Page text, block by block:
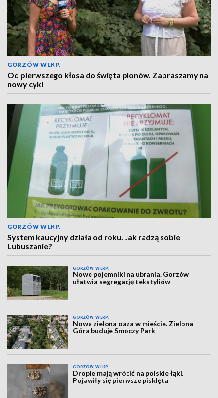
GORZÓW WLKP.
Od pierwszego kłosa do święta plonów. Zapraszamy na
nowy cykl
GORZÓW WLKP.
System kaucyjny działa od roku. Jak radzą sobie
Lubuszanie?
GORZÓW WLKP.
Nowe pojemniki na ubrania. Gorzów
ułatwia segregację tekstyliów
GORZÓW WLKP.
Nowa zielona oaza w mieście. Zielona
Góra buduje Smoczy Park
GORZÓW WLKP.
Dropie mają wrócić na polskie łąki.
Pojawiły się pierwsze pisklęta